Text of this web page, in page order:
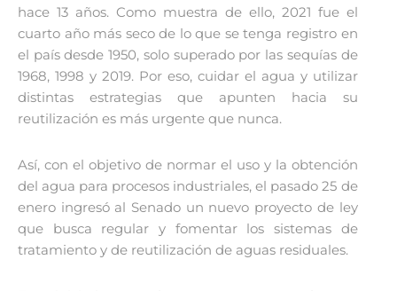
hace 13 años. Como muestra de ello, 2021 fue el
cuarto año más seco de lo que se tenga registro en
el país desde 1950, solo superado por las sequías de
1968, 1998 y 2019. Por eso, cuidar el agua y utilizar
distintas estrategias que apunten hacia su
reutilización es más urgente que nunca.
Así, con el objetivo de normar el uso y la obtención
del agua para procesos industriales, el pasado 25 de
enero ingresó al Senado un nuevo proyecto de ley
que busca regular y fomentar los sistemas de
tratamiento y de reutilización de aguas residuales.